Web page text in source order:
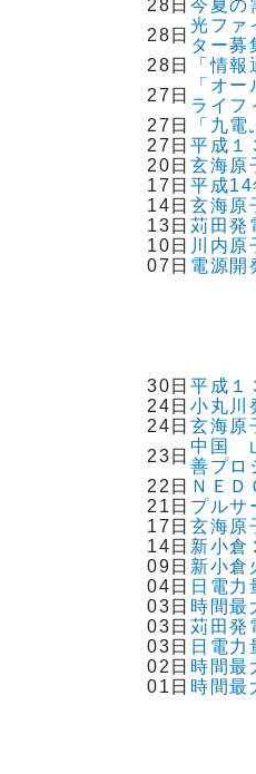
28日 今夏の
28日
光ファ
ター募
28日
「情
27日
「オ
ライフ
27日
「九
27日 平成
20日 玄海原
17日 平成14
14日 玄海原
13日 苅田発
10日 川内
07日 電源開
30日 平成
24日 小丸川
24日 玄海原
23日
中国
善プロ
22日 ＮＥ
21日 プルサ
17日 玄海原
14日 新小倉
09日 新小倉
04日 日電
03日 時間
03日 苅田発
03日 日電
02日 時間
01日 時間